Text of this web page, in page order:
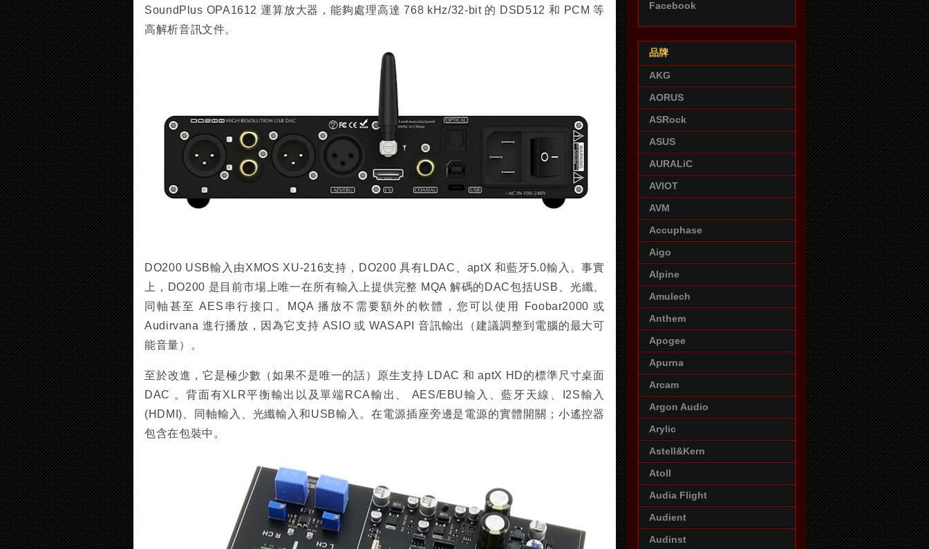
SoundPlus OPA1612 運算放大器，能夠處理高達 768 kHz/32-bit 的 DSD512 和 PCM 等
高解析音訊文件。
DO200 USB輸入由XMOS XU-216支持，DO200 具有LDAC、aptX 和藍牙5.0輸入。事實
上，DO200 是目前市場上唯一在所有輸入上提供完整 MQA 解碼的DAC包括USB、光纖、
同軸甚至 AES串行接口。MQA 播放不需要額外的軟體，您可以使用 Foobar2000 或
Audirvana 進行播放，因為它支持 ASIO 或 WASAPI 音訊輸出（建議調整到電腦的最大可
能音量）。
至於改進，它是極少數（如果不是唯一的話）原生支持 LDAC 和 aptX HD的標準尺寸桌面
DAC 。背面有XLR平衡輸出以及單端RCA輸出、 AES/EBU輸入、藍牙天線、I2S輸入
(HDMI)、同軸輸入、光纖輸入和USB輸入。在電源插座旁邊是電源的實體開關；小遙控器
包含在包裝中。
Facebook
品牌
AKG
AORUS
ASRock
ASUS
AURALiC
AVIOT
AVM
Accuphase
Aigo
Alpine
Amulech
Anthem
Apogee
Apurna
Arcam
Argon Audio
Arylic
Astell&Kern
Atoll
Audia Flight
Audient
Audinst